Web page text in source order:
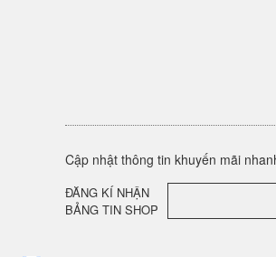
Cập nhật thông tin khuyến mãi
ĐĂNG KÍ NHẬN
BẢNG TIN SHOP